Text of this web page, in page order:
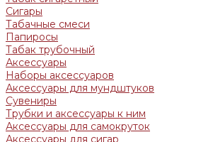
Сигары
Табачные смеси
Папиросы
Табак трубочный
Аксессуары
Наборы аксессуаров
Аксессуары для мундштуков
Сувениры
Трубки и аксессуары к ним
Аксессуары для самокруток
Аксессуары для сигар